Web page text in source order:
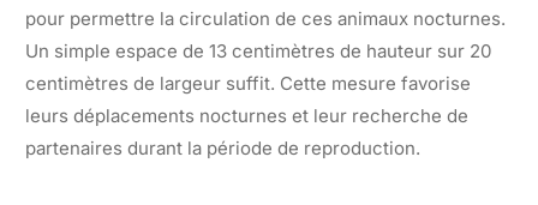
pour permettre la circulation de ces animaux nocturnes.
Un simple espace de 13 centimètres de hauteur sur 20
centimètres de largeur suffit. Cette mesure favorise
leurs déplacements nocturnes et leur recherche de
partenaires durant la période de reproduction.